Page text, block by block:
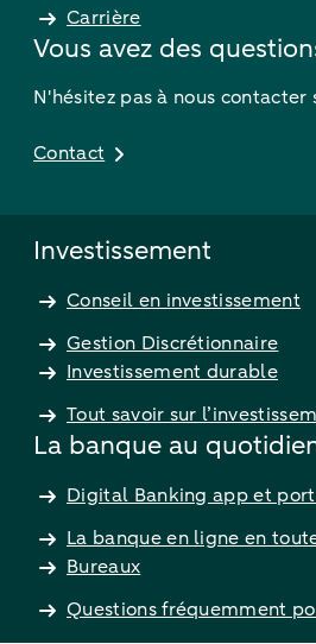
Carrière
Vous avez des
N'hésitez pas à nous contacter
Contact
Investissement
Conseil en investissement
Gestion Discrétionnaire
Investissement durable
Tout savoir sur
La banque au
Digital Banking app et
La banque en ligne en
Bureaux
Questions fréquemment